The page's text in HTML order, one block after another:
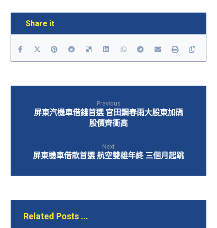
Previous
屏東汽機車借錢首選 官田鋼春雨大股東加碼
股價齊衝高
Next
屏東機車借款首選 航空雙雄年終 三個月起跳
Related Posts ...